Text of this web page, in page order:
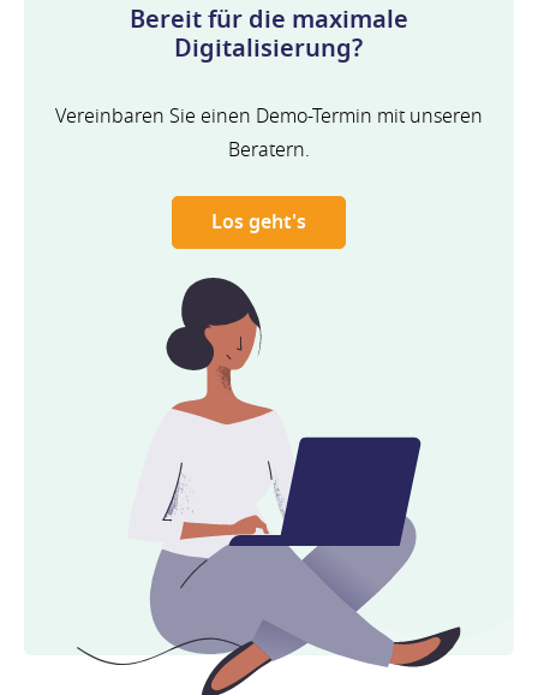
Bereit für die maximale
Digitalisierung?
Vereinbaren Sie einen Demo-Termin mit unseren
Beratern.
Los geht's